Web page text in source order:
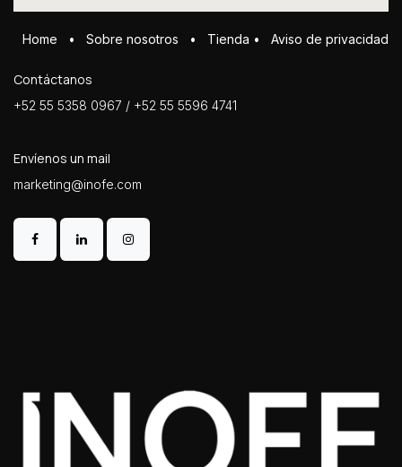
Home • Sobre ​n​osotros • Tienda • Aviso de privacidad
Contáctanos
+52 55 5358 0967 / +52 55 5596 4741
Envíenos un mail
marketing@inofe.com